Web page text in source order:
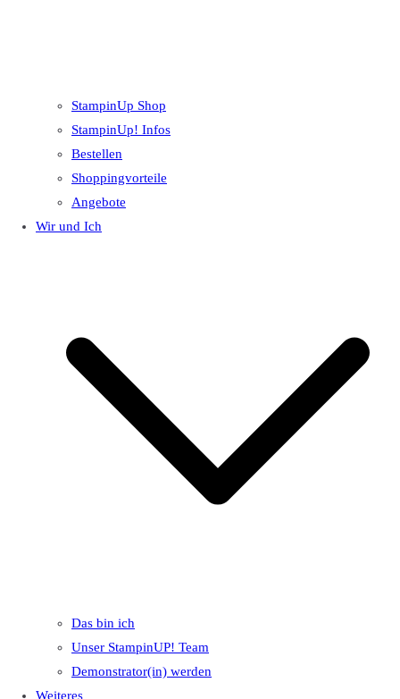
StampinUp Shop
StampinUp! Infos
Bestellen
Shoppingvorteile
Angebote
Wir und Ich
Das bin ich
Unser StampinUP! Team
Demonstrator(in) werden
Weiteres